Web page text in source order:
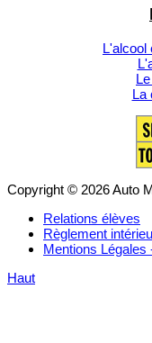
L'alcool
La
Copyright © 2026 Auto
Relations élèves
Règlement
Mentions Légales
Haut